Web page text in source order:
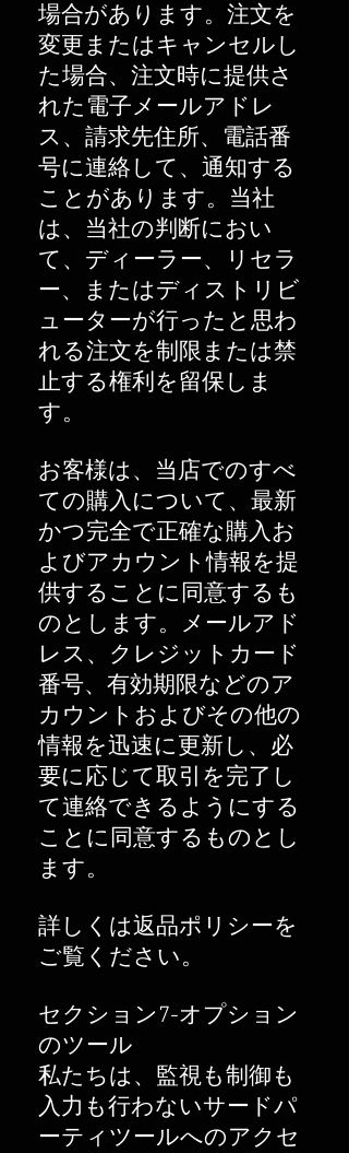
場合があります。注文を
変更またはキャンセルし
た場合、注文時に提供さ
れた電子メールアドレ
ス、請求先住所、電話番
号に連絡して、通知する
ことがあります。当社
は、当社の判断におい
て、ディーラー、リセラ
ー、またはディストリビ
ューターが行ったと思わ
れる注文を制限または禁
止する権利を留保しま
す。
お客様は、当店でのすべ
ての購入について、最新
かつ完全で正確な購入お
よびアカウント情報を提
供することに同意するも
のとします。メールアド
レス、クレジットカード
番号、有効期限などのア
カウントおよびその他の
情報を迅速に更新し、必
要に応じて取引を完了し
て連絡できるようにする
ことに同意するものとし
ます。
詳しくは返品ポリシーを
ご覧ください。
セクション7-オプション
のツール
私たちは、監視も制御も
入力も行わないサードパ
ーティツールへのアクセ